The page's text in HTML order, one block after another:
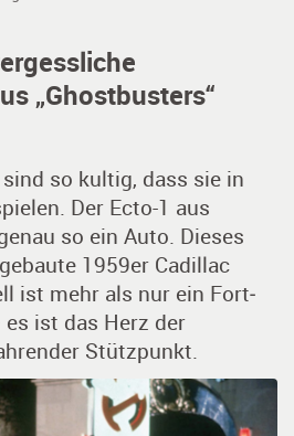
„Ghostbusters“
so kultig, dass sie in
Der Ecto-1 aus
so ein Auto. Dieses
1959er Cadillac
ist mehr als nur ein Fort­
ist das Herz der
Stützpunkt.